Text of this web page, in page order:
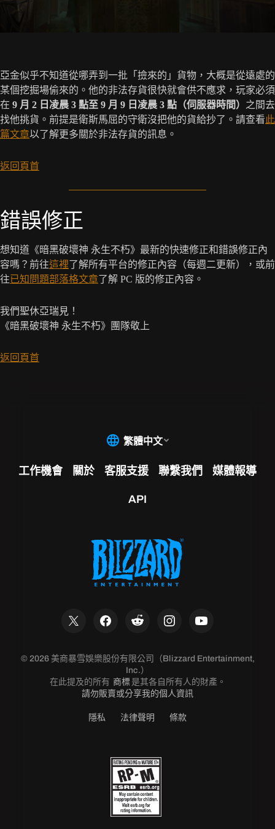
亞金似乎不知道從哪弄到一批「撿來的」貨物，大概是從遠處的
某個挖掘場偷來的。他的非法存貨很快就會供不應求，玩家必須
在 9 月 2 日凌晨 3 點至 9 月 9 日凌晨 3 點（伺服器時間） 之間去
找他挑貨。前提是衛斯馬屈的守衛沒把他的貨給抄了。請查看此
篇文章以了解更多關於非法存貨的訊息。
返回頁首
錯誤修正
想知道《暗黑破壞神 永生不朽》最新的快速修正和錯誤修正內
容嗎？前往這裡了解所有平台的修正內容（每週二更新），或前
往已知問題部落格文章了解 PC 版的修正內容。
我們聖休亞瑞見！
《暗黑破壞神 永生不朽》團隊敬上
返回頁首